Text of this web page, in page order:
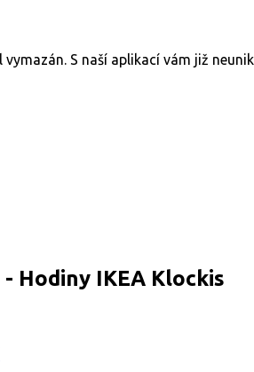
S naší aplikací vám již
Hodiny IKEA Klockis